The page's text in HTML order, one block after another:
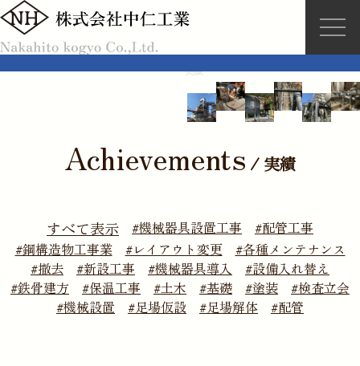
Skip
to
content
Menu
会社概要
採用情報
実績
Achievements / 実績
すべて表示 #機械器具設置工事
#配管工事
#鋼構造物工事業
#レイアウト変更
#各種メンテナンス
#撤去
#新設工事 #機械器具導入
#設備入れ替え
#鉄骨建方
#保温工事 #土木 #基礎 #塗装
#検査立会
#機械設置
#足場仮設 #足場解体 #配管